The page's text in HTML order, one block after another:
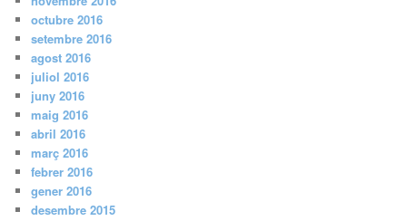
octubre 2016
setembre 2016
agost 2016
juliol 2016
juny 2016
maig 2016
abril 2016
març 2016
febrer 2016
gener 2016
desembre 2015